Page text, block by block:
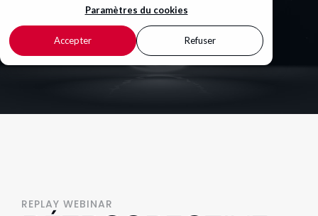
Paramètres du cookies
Accepter Refuser
REPLAY WEBINAR